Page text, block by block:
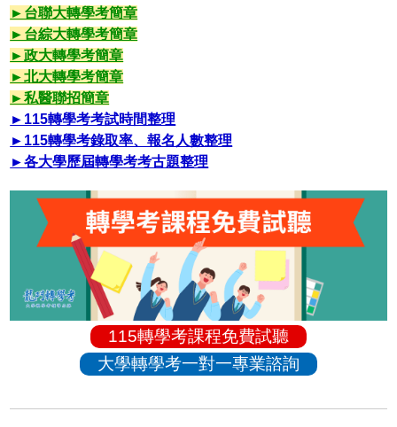
►台聯大轉學考簡章
►台綜大轉學考簡章
►政大轉學考簡章
►北大轉學考簡章
►私醫聯招簡章
►115轉學考考試時間整理
►115轉學考錄取率、報名人數整理
►各大學歷屆轉學考考古題整理
115轉學考課程免費試聽
大學轉學考一對一專業諮詢